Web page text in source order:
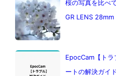
桜の写真を比べ
GR LENS 28mm
EpocCam【ト
ートの解決ガイ